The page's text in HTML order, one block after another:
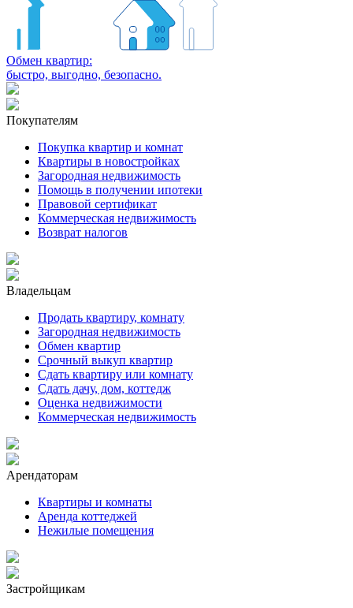
Обмен квартир:
быстро, выгодно, безопасно.
Покупателям
Покупка квартир и комнат
Квартиры в новостройках
Загородная недвижимость
Помощь в получении ипотеки
Правовой сертификат
Коммерческая недвижимость
Возврат налогов
Владельцам
Продать квартиру, комнату
Загородная недвижимость
Обмен квартир
Срочный выкуп квартир
Сдать квартиру или комнату
Сдать дачу, дом, коттедж
Оценка недвижимости
Коммерческая недвижимость
Арендаторам
Квартиры и комнаты
Аренда коттеджей
Нежилые помещения
Застройщикам